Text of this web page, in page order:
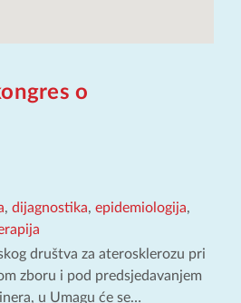
o
, dijagnostika, epidemiologija,
društva za aterosklerozu pri
zboru i pod predsjedavanjem
u Umagu će se…